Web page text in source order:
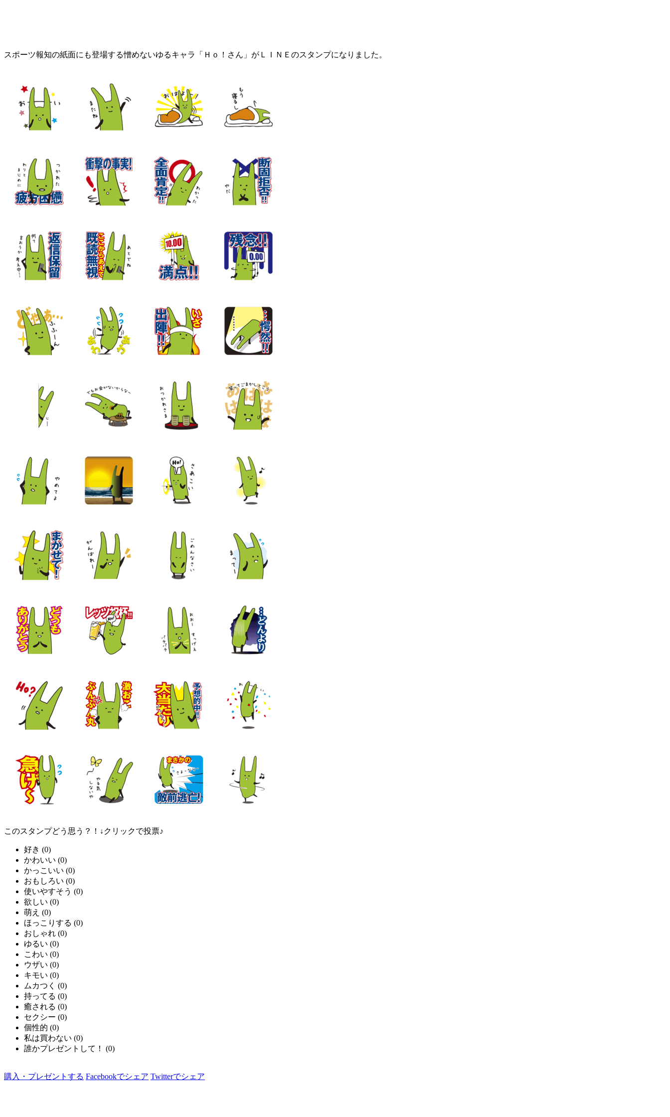
スポーツ報知の紙面にも登場する憎めないゆるキャラ「Ｈｏ！さん」がＬＩＮＥのスタンプになりました。
このスタンプどう思う？！↓クリックで投票♪
好き (0)
かわいい (0)
かっこいい (0)
おもしろい (0)
使いやすそう (0)
欲しい (0)
萌え (0)
ほっこりする (0)
おしゃれ (0)
ゆるい (0)
こわい (0)
ウザい (0)
キモい (0)
ムカつく (0)
持ってる (0)
癒される (0)
セクシー (0)
個性的 (0)
私は買わない (0)
誰かプレゼントして！
(0)
購入・プレゼントする Facebookでシェア Twitterでシェア